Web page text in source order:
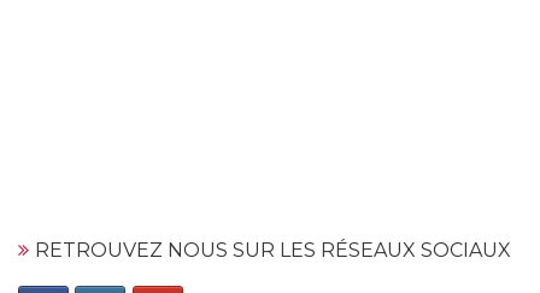
RETROUVEZ NOUS SUR LES RÉSEAUX SOCIAUX